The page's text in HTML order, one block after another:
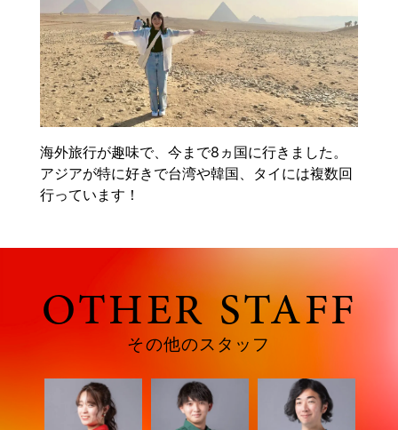
海外旅行が趣味で、今まで8ヵ国に行きました。
アジアが特に好きで台湾や韓国、タイには複数回
行っています！
OTHER STAFF
その他のスタッフ